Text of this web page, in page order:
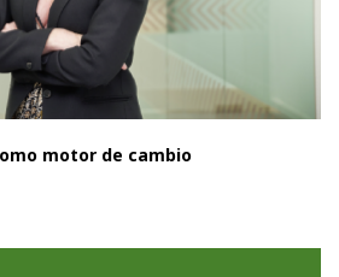
motor de cambio